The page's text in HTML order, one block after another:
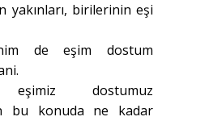
yakınları, birilerinin eşi
de eşim dostum
dostumuz
bu konuda ne kadar